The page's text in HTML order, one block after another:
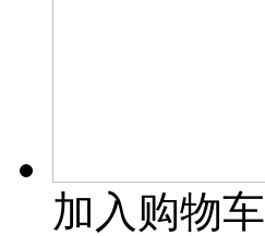
加入购物车